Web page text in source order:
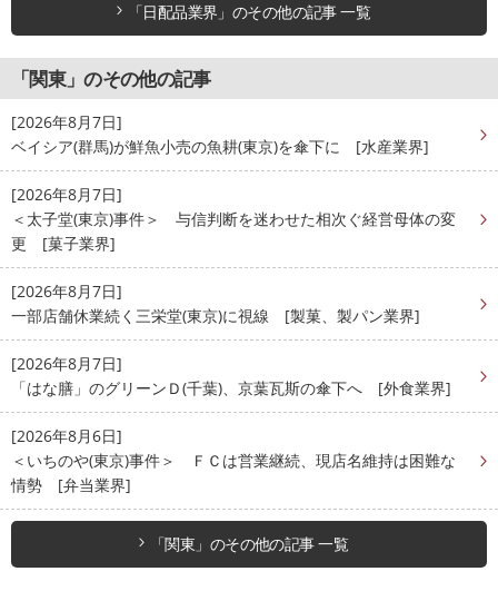
「日配品業界」のその他の記事 一覧
「関東」のその他の記事
[2026年8月7日]
ベイシア(群馬)が鮮魚小売の魚耕(東京)を傘下に [水産業界]
[2026年8月7日]
＜太子堂(東京)事件＞ 与信判断を迷わせた相次ぐ経営母体の変
更 [菓子業界]
[2026年8月7日]
一部店舗休業続く三栄堂(東京)に視線 [製菓、製パン業界]
[2026年8月7日]
「はな膳」のグリーンＤ(千葉)、京葉瓦斯の傘下へ [外食業界]
[2026年8月6日]
＜いちのや(東京)事件＞ ＦＣは営業継続、現店名維持は困難な
情勢 [弁当業界]
「関東」のその他の記事 一覧